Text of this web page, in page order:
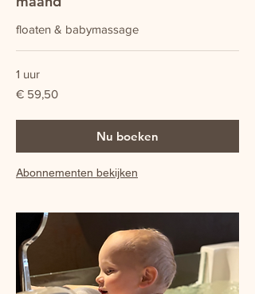
floaten & babymassage
1 uur
59,50
euro
€ 59,50
Nu boeken
Abonnementen bekijken